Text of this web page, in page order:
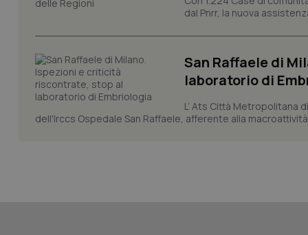
dal Pnrr, la nuova
San Raffaele di
laboratorio di
L’ Ats Città Metropolitana
dell'Irccs Ospedale San Raffaele, afferente alla